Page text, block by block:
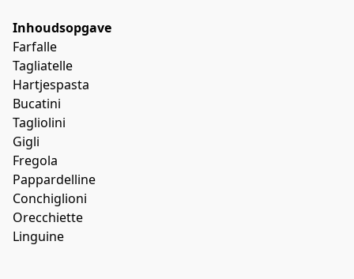
Inhoudsopgave
Farfalle
Tagliatelle
Hartjespasta
Bucatini
Tagliolini
Gigli
Fregola
Pappardelline
Conchiglioni
Orecchiette
Linguine